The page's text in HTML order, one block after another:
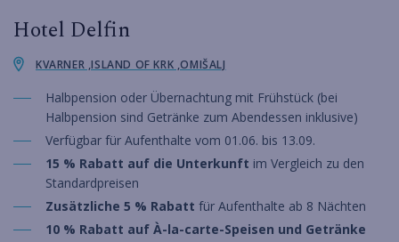
Hotel Delfin
KVARNER ,ISLAND OF KRK ,OMIŠALJ
Halbpension oder Übernachtung mit Frühstück (bei
Halbpension sind Getränke zum Abendessen inklusive)
Verfügbar für Aufenthalte vom 01.06. bis 13.09.
15 % Rabatt auf die Unterkunft im Vergleich zu den
Standardpreisen
Zusätzliche 5 % Rabatt für Aufenthalte ab 8 Nächten
10 % Rabatt auf À-la-carte-Speisen und Getränke